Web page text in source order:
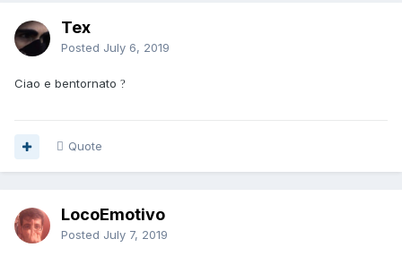
Tex
Posted July 6, 2019
Ciao e bentornato ?
Quote
LocoEmotivo
Posted July 7, 2019